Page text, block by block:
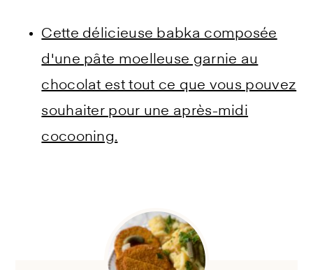
Cette délicieuse babka composée
d'une pâte moelleuse garnie au
chocolat est tout ce que vous pouvez
souhaiter pour une après-midi
cocooning.